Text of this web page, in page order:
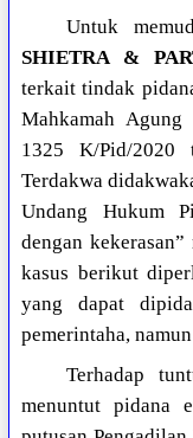
Untuk
SHIETRA &
terkait tindak
Mahkamah
1325 K/Pid/2020
Terdakwa
Undang Hukum
dengan
kasus berikut
yang dapat
pemerintaha,
Terhadap
menuntut pidana